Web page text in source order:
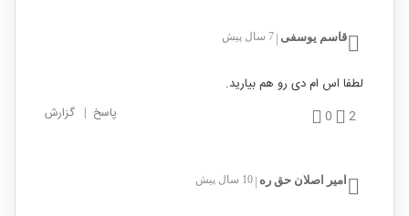
قاسم یوسفی 7 سال پیش
لطفا اس ام دی رو هم بیارید.
2
0 پاسخ | گزارش
امیر اصلان حق ره 10 سال پیش